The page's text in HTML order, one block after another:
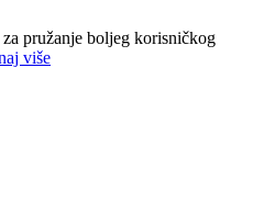
pružanje boljeg korisničkog
više